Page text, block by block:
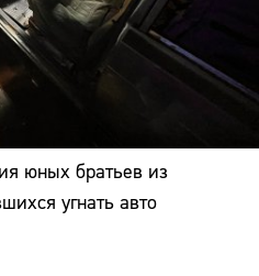
юных братьев из
угнать авто